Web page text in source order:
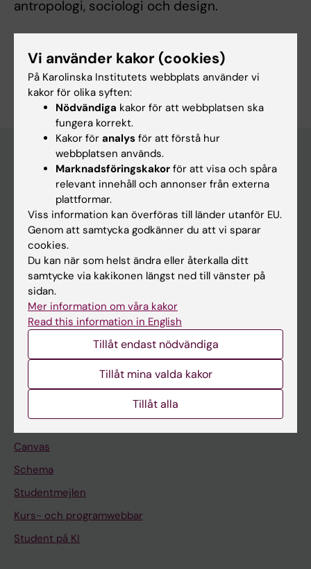
antropologi, sociologi och design.
Är du Marianne Palmgren?
Redigera din profil
Huvudmeny
Utbildning
Forskarutbildning
Forskning
Om KI
På gång
Kalender
Canvas
Schema
Studentmejlen
Kurs- och programwebbar
Student på KI
Vi använder kakor (cookies)
På Karolinska Institutets webbplats använder vi
kakor för olika syften:
Nödvändiga kakor för att webbplatsen ska
fungera korrekt.
Kakor för analys för att förstå hur
webbplatsen används.
Marknadsföringskakor för att visa och spåra
relevant innehåll och annonser från externa
plattformar.
Viss information kan överföras till länder utanför EU.
Genom att samtycka godkänner du att vi sparar
cookies.
Du kan när som helst ändra eller återkalla ditt
samtycke via kakikonen längst ned till vänster på
sidan.
Mer information om våra kakor
Read this information in English
Tillåt endast nödvändiga
Tillåt mina valda kakor
Tillåt alla